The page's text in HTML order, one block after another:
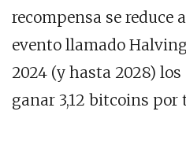
recompensa se reduce
evento llamado
2024 (y hasta 2028)
ganar 3,12 bitcoins por